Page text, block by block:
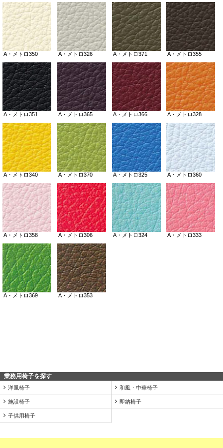
業務用椅子を探す
洋風椅子 和風・中華椅子
施設椅子 即納椅子
子供用椅子